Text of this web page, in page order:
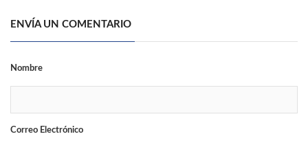
ENVÍA UN COMENTARIO
Nombre
Correo Electrónico